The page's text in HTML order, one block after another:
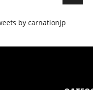
by carnationjp